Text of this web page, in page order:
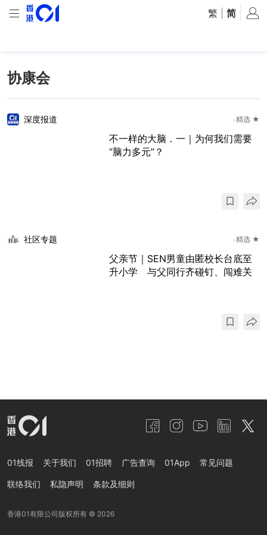
繁 简
协康会
深度报道 精选 ★
不一样的大脑．一｜为何我们需要
“脑力多元”？
社区专题 精选 ★
父亲节｜SEN男童由匿校长台底至
升小学 与父同行齐碰钉、闯难关
01线报 关于我们 01招聘 广告查询 01App 常见问题
联络我们 私隐声明 条款及细则
香港01有限公司版权所有 © 2026